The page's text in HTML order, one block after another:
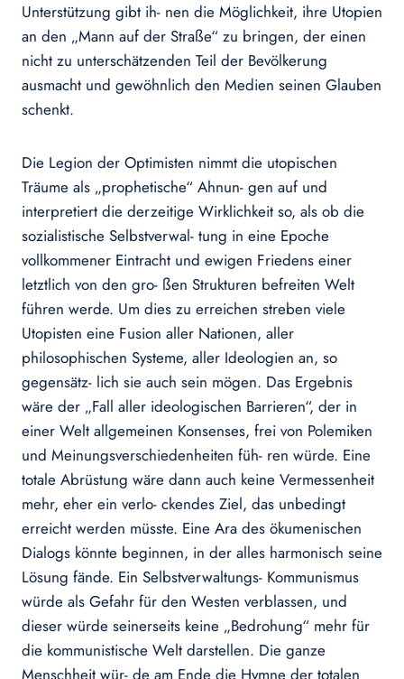
Unterstützung gibt ih- nen die Möglichkeit, ihre Utopien
an den „Mann auf der Straße“ zu bringen, der einen
nicht zu unterschätzenden Teil der Bevölkerung
ausmacht und gewöhnlich den Medien seinen Glauben
schenkt.
Die Legion der Optimisten nimmt die utopischen
Träume als „prophetische“ Ahnun- gen auf und
interpretiert die derzeitige Wirklichkeit so, als ob die
sozialistische Selbstverwal- tung in eine Epoche
vollkommener Eintracht und ewigen Friedens einer
letztlich von den gro- ßen Strukturen befreiten Welt
führen werde. Um dies zu erreichen streben viele
Utopisten eine Fusion aller Nationen, aller
philosophischen Systeme, aller Ideologien an, so
gegensätz- lich sie auch sein mögen. Das Ergebnis
wäre der „Fall aller ideologischen Barrieren“, der in
einer Welt allgemeinen Konsenses, frei von Polemiken
und Meinungsverschiedenheiten füh- ren würde. Eine
totale Abrüstung wäre dann auch keine Vermessenheit
mehr, eher ein verlo- ckendes Ziel, das unbedingt
erreicht werden müsste. Eine Ara des ökumenischen
Dialogs könnte beginnen, in der alles harmonisch seine
Lösung fände. Ein Selbstverwaltungs- Kommunismus
würde als Gefahr für den Westen verblassen, und
dieser würde seinerseits keine „Bedrohung“ mehr für
die kommunistische Welt darstellen. Die ganze
Menschheit wür- de am Ende die Hymne der totalen